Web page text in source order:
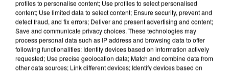
profiles to personalise content; Use profiles to select personalised
content; Use limited data to select content; Ensure security, prevent and
detect fraud, and fix errors; Deliver and present advertising and content;
Save and communicate privacy choices. These technologies may
process personal data such as IP address and browsing data to offer
following functionalities: Identify devices based on information actively
requested; Use precise geolocation data; Match and combine data from
other data sources; Link different devices; Identify devices based on